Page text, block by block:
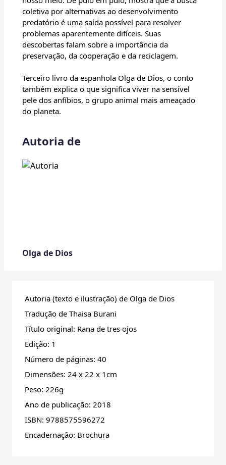
coletiva por alternativas ao desenvolvimento
predatório é uma saída possível para resolver
problemas aparentemente difíceis. Suas
descobertas falam sobre a importância da
preservação, da cooperação e da reciclagem.
Terceiro livro da espanhola Olga de Dios, o conto
também explica o que significa viver na sensível
pele dos anfíbios, o grupo animal mais ameaçado
do planeta.
Autoria de
Olga de Dios
Autoria (texto e ilustração) de Olga de Dios
Tradução de Thaisa Burani
Título original: Rana de tres ojos
Edição: 1
Número de páginas: 40
Dimensões: 24 x 22 x 1cm
Peso: 226g
Ano de publicação: 2018
ISBN: 9788575596272
Encadernação: Brochura